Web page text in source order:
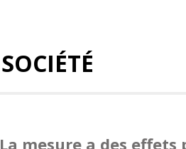
SOCIÉTÉ
La mesure a des